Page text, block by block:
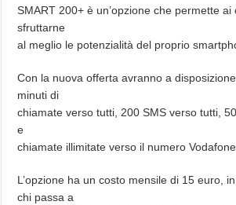
SMART 200+ è un’opzione che permette
sfruttarne
al meglio le potenzialità del proprio
Con la nuova offerta avranno a
minuti di
chiamate verso tutti, 200 SMS verso tutti,
e
chiamate illimitate verso il numero
L’opzione ha un costo mensile di 15 euro,
chi passa a